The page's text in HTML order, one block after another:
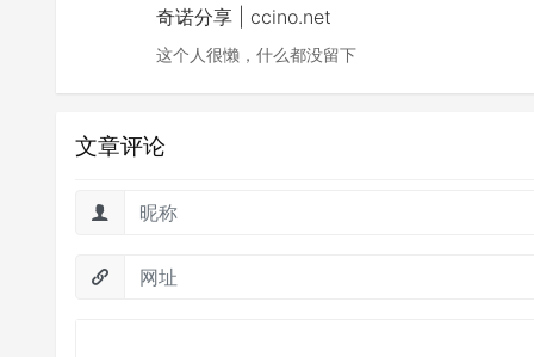
奇诺分享 | ccino.net
这个人很懒，什么都没留下
文章评论